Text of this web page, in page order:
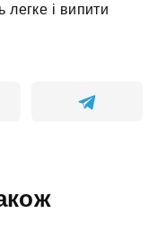
легке і випити